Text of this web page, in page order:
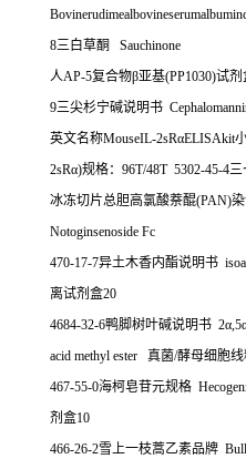
8三白草酮
Sauchinone
人AP-5复合物β亚基(PP1030)试剂
9三尖杉宁碱说明书
英文名称MouseIL-2sRαELISAkit
2sRα)规格： 96T/48T 5302-45-4三
冰冻切片总胆高氯酸萘醌(PAN)
Notoginsenoside Fc
470-17-7异土木香内酯说明书
离试剂盒20
4684-32-6鸭脚树叶碱说明书 2α ,5
acid methyl ester 真菌/酵母细胞
467-55-0海柯皂苷元规格
剂盒10
466-26-2雪上一枝蒿乙素品牌